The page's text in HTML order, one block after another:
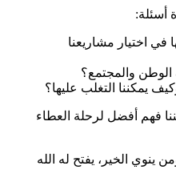
أسئلة:
في اختيار مشاريعنا
الوطن والمجتمع؟
يمكننا التغلب عليها؟
فهم أفضل لرحلة العطاء
ينوي الخير، يفتح له الله